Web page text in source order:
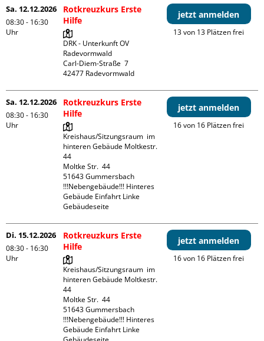
Sa. 12.12.2026
08:30 - 16:30
Uhr
Rotkreuzkurs Erste
Hilfe
DRK - Unterkunft OV
Radevormwald
Carl-Diem-Straße  7
jetzt anmelden
13 von 13 Plätzen frei
Sa. 12.12.2026
08:30 - 16:30
Uhr
Rotkreuzkurs Erste
Hilfe
Kreishaus/Sitzungsraum  im
hinteren Gebäude Moltkestr.
44
Moltke Str.  44
51643 Gummersbach
!!!Nebengebäude!!! Hinteres
Gebäude Einfahrt Linke
Gebäudeseite
jetzt anmelden
16 von 16 Plätzen frei
Di. 15.12.2026
08:30 - 16:30
Uhr
Rotkreuzkurs Erste
Hilfe
Kreishaus/Sitzungsraum  im
hinteren Gebäude Moltkestr.
44
Moltke Str.  44
51643 Gummersbach
!!!Nebengebäude!!! Hinteres
Gebäude Einfahrt Linke
jetzt anmelden
16 von 16 Plätzen frei